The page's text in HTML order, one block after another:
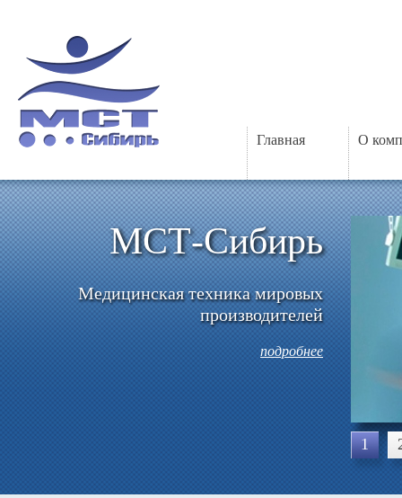
Главная О
МСТ-Сибирь
Медицинская техника мировых
производителей
подробнее
1